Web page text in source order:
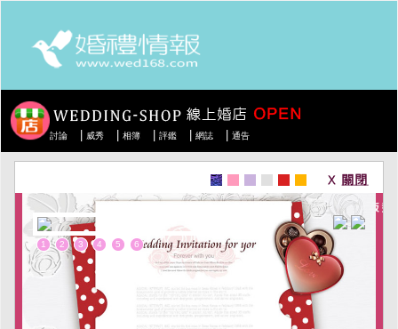
討論 威秀 相簿 評鑑 網誌 通告
1 2 3 4 5 6